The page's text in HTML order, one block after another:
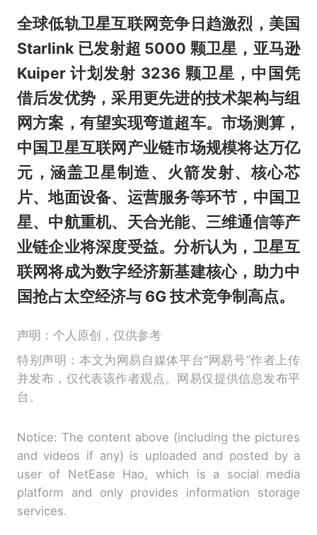
全球低轨卫星互联网竞争日趋激烈，美国
Starlink 已发射超 5000 颗卫星，亚马逊
Kuiper 计划发射 3236 颗卫星，中国凭
借后发优势，采用更先进的技术架构与组
网方案，有望实现弯道超车。市场测算，
中国卫星互联网产业链市场规模将达万亿
元，涵盖卫星制造、火箭发射、核心芯
片、地面设备、运营服务等环节，中国卫
星、中航重机、天合光能、三维通信等产
业链企业将深度受益。分析认为，卫星互
联网将成为数字经济新基建核心，助力中
国抢占太空经济与 6G 技术竞争制高点。
声明：个人原创，仅供参考
特别声明：本文为网易自媒体平台“网易号”作者上传
并发布，仅代表该作者观点。网易仅提供信息发布平
台。
Notice: The content above (including the pictures
and videos if any) is uploaded and posted by a
user of NetEase Hao, which is a social media
platform and only provides information storage
services.